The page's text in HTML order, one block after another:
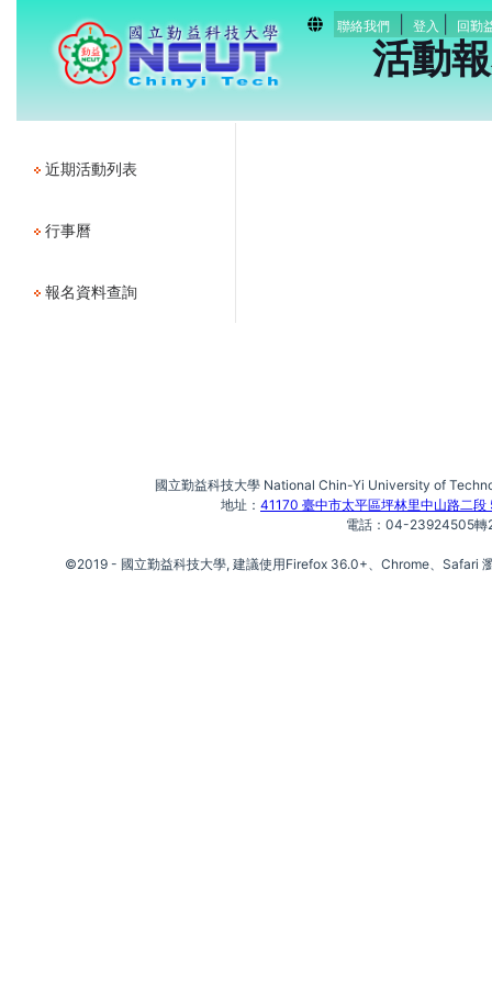
聯絡我們 登入 回勤
活動
近期活動列表
行事曆
報名資料查詢
國立勤益科技大學 National Chin-Yi University of
地址： 41170 臺中市太平區坪林里中山路二段
電話：04-23924505
©2019 - 國立勤益科技大學, 建議使用Firefox 36.0+、Chrome、Safari